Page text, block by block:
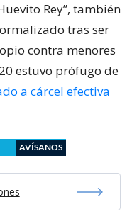
Rey”, también
tras ser
contra menores
estuvo prófugo de
a cárcel efectiva
AVÍSANOS